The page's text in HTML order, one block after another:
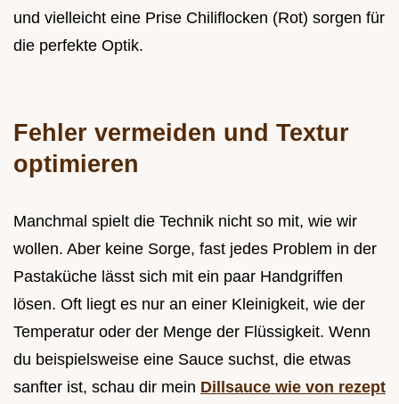
und vielleicht eine Prise Chiliflocken (Rot) sorgen für
die perfekte Optik.
Fehler vermeiden und Textur
optimieren
Manchmal spielt die Technik nicht so mit, wie wir
wollen. Aber keine Sorge, fast jedes Problem in der
Pastaküche lässt sich mit ein paar Handgriffen
lösen. Oft liegt es nur an einer Kleinigkeit, wie der
Temperatur oder der Menge der Flüssigkeit. Wenn
du beispielsweise eine Sauce suchst, die etwas
sanfter ist, schau dir mein Dillsauce wie von rezept